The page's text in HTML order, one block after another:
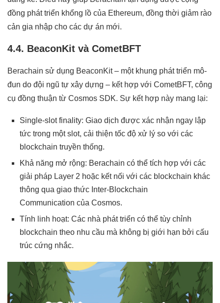
đồng phát triển khổng lồ của Ethereum, đồng thời giảm rào
cản gia nhập cho các dự án mới.
4.4. BeaconKit và CometBFT
Berachain sử dụng BeaconKit – một khung phát triển mô-
đun do đội ngũ tự xây dựng – kết hợp với CometBFT, công
cụ đồng thuận từ Cosmos SDK. Sự kết hợp này mang lại:
Single-slot finality: Giao dịch được xác nhận ngay lập
tức trong một slot, cải thiện tốc độ xử lý so với các
blockchain truyền thống.
Khả năng mở rộng: Berachain có thể tích hợp với các
giải pháp Layer 2 hoặc kết nối với các blockchain khác
thông qua giao thức Inter-Blockchain
Communication của Cosmos.
Tính linh hoạt: Các nhà phát triển có thể tùy chỉnh
blockchain theo nhu cầu mà không bị giới hạn bởi cấu
trúc cứng nhắc.